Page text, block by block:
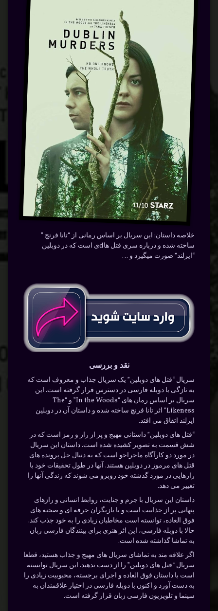
خلاصه داستان: این سریال بر اساس رمانی از “تانا فرنچ ”
ساخته شده و درباره سری قتل هاdی است که در دوبلین
“ایرلند” صورت میگیرد و …
نقد و بررسی
سریال “قتل های دوبلین” یک سریال جذاب و معروف است که
به تازگی با دوبله فارسی در دسترس قرار گرفته است. این
سریال بر اساس رمان های “In the Woods” و “The
Likeness” اثر تانا فرنچ ساخته شده و داستان آن در دوبلین
ایرلند اتفاق می افتد.
“قتل های دوبلین” داستانی مهیج و پر از راز و رمز است که در
شش قسمت به تصویر کشیده شده است. داستان این سریال
در مورد دو کارآگاه ماجراجو است که به دنبال حل پرونده های
قتل های مرموز در دوبلین هستند. آنها در طول تحقیقات خود با
رازهایی در مورد گذشته خود روبرو می شوند که زندگی آنها را
تغییر می دهد.
داستان این سریال با جرم و جنایت، روابط انسانی و رازهای
پنهانی پر از جذابیت است و با بازیگران حرفه ای و صحنه های
فوق العاده، توانسته است مخاطبان زیادی را به خود جذب کند.
حالا با دوبله فارسی، این اثر هنری برای بینندگان فارسی زبان
به تماشا گذاشته شده است.
اگر علاقه مند به تماشای سریال های مهیج و جذاب هستید، قطعا
سریال “قتل های دوبلین” را از دست ندهید. این سریال توانسته
است با داستان فوق العاده و اجرای برجسته، محبوبیت زیادی را
به دست آورد و اکنون با دوبله فارسی در اختیار علاقمندان به
سینما و تلویزیون فارسی زبان قرار گرفته است.